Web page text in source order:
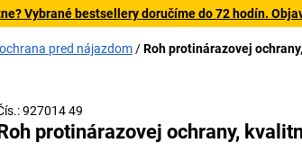
Vybrané bestsellery doručíme do 72 hodín.
pred nájazdom Roh protinárazovej
927014 49
protinárazovej ochrany,